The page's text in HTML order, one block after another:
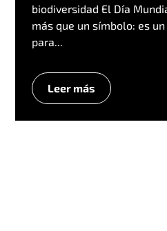
biodiversidad El Día
más que un símbolo: es
para...
Leer más